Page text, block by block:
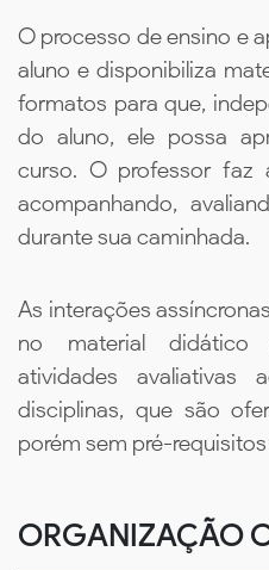
O processo de ensino e
aluno e disponibiliza
formatos para que,
do aluno, ele possa
curso. O professor faz
acompanhando,
durante sua caminhada.
As interações
no material didático
atividades avaliativas
disciplinas, que são
porém sem pré-requisitos
ORGANIZAÇÃO